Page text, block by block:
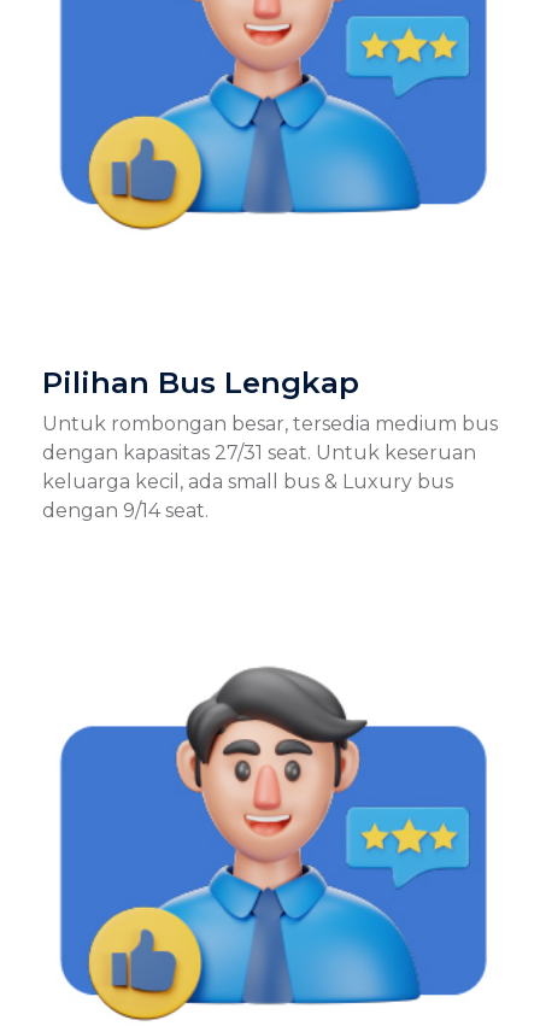
Pilihan Bus Lengkap
Untuk rombongan besar, tersedia medium bus
dengan kapasitas 27/31 seat. Untuk keseruan
keluarga kecil, ada small bus & Luxury bus
dengan 9/14 seat.